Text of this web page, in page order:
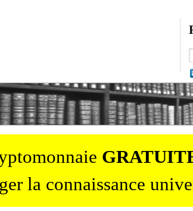
la connaissance